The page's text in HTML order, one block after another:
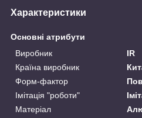
Характеристики
Основні атрибути
Виробник
IR
Країна виробник
Форм-фактор
Імітація "роботи"
Матеріал